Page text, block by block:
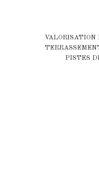
VALORISATION
PISTES